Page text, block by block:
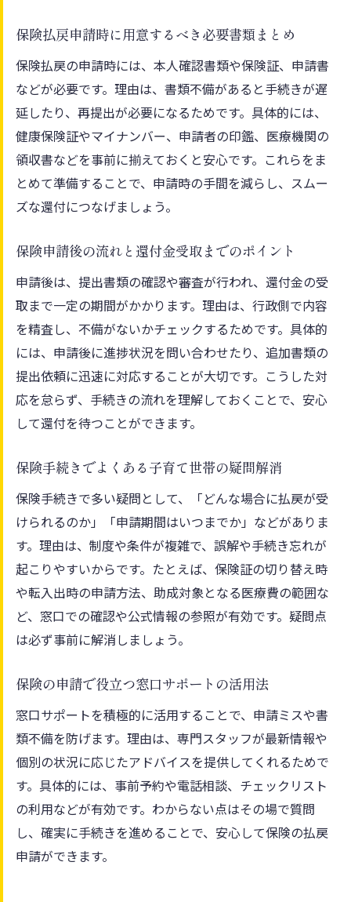
保険払戻申請時に用意するべき必要書類まとめ
保険払戻の申請時には、本人確認書類や保険証、申請書
などが必要です。理由は、書類不備があると手続きが遅
延したり、再提出が必要になるためです。具体的には、
健康保険証やマイナンバー、申請者の印鑑、医療機関の
領収書などを事前に揃えておくと安心です。これらをま
とめて準備することで、申請時の手間を減らし、スムー
ズな還付につなげましょう。
保険申請後の流れと還付金受取までのポイント
申請後は、提出書類の確認や審査が行われ、還付金の受
取まで一定の期間がかかります。理由は、行政側で内容
を精査し、不備がないかチェックするためです。具体的
には、申請後に進捗状況を問い合わせたり、追加書類の
提出依頼に迅速に対応することが大切です。こうした対
応を怠らず、手続きの流れを理解しておくことで、安心
して還付を待つことができます。
保険手続きでよくある子育て世帯の疑問解消
保険手続きで多い疑問として、「どんな場合に払戻が受
けられるのか」「申請期間はいつまでか」などがありま
す。理由は、制度や条件が複雑で、誤解や手続き忘れが
起こりやすいからです。たとえば、保険証の切り替え時
や転入出時の申請方法、助成対象となる医療費の範囲な
ど、窓口での確認や公式情報の参照が有効です。疑問点
は必ず事前に解消しましょう。
保険の申請で役立つ窓口サポートの活用法
窓口サポートを積極的に活用することで、申請ミスや書
類不備を防げます。理由は、専門スタッフが最新情報や
個別の状況に応じたアドバイスを提供してくれるためで
す。具体的には、事前予約や電話相談、チェックリスト
の利用などが有効です。わからない点はその場で質問
し、確実に手続きを進めることで、安心して保険の払戻
申請ができます。